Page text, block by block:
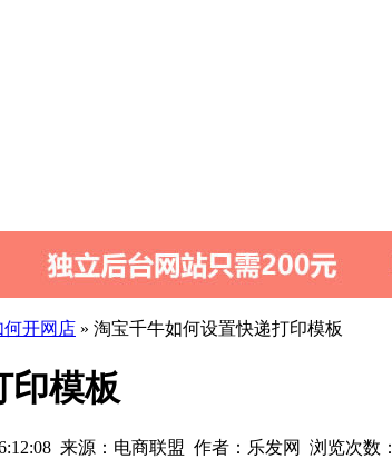
何开网店 » 淘宝千牛如何设置快递打印模板
印模板
来源：电商联盟 作者：乐发网 浏览次数：